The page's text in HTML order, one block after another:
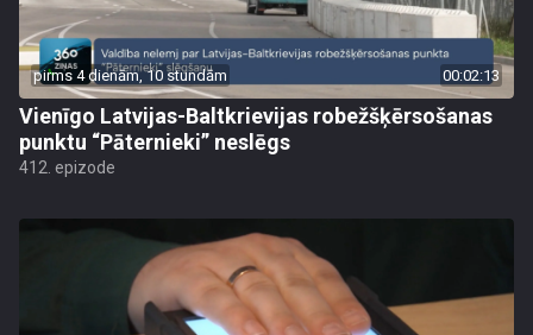
pirms 4 dienām, 10 stundām 00:02:13
Vienīgo Latvijas-Baltkrievijas robežšķērsošanas
punktu “Pāternieki” neslēgs
412. epizode